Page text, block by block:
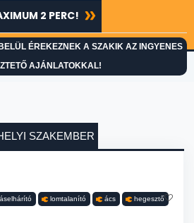
ÉREKEZNEK A SZAKIK AZ INGYENES
AJÁNLATOKKAL!
2 PERC!
SZAKEMBER
lomtalanító ács hegesztő